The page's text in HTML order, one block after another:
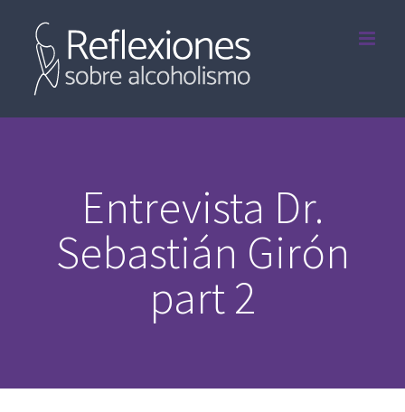
contenido
Entrevista Dr.
Sebastián Girón
part 2